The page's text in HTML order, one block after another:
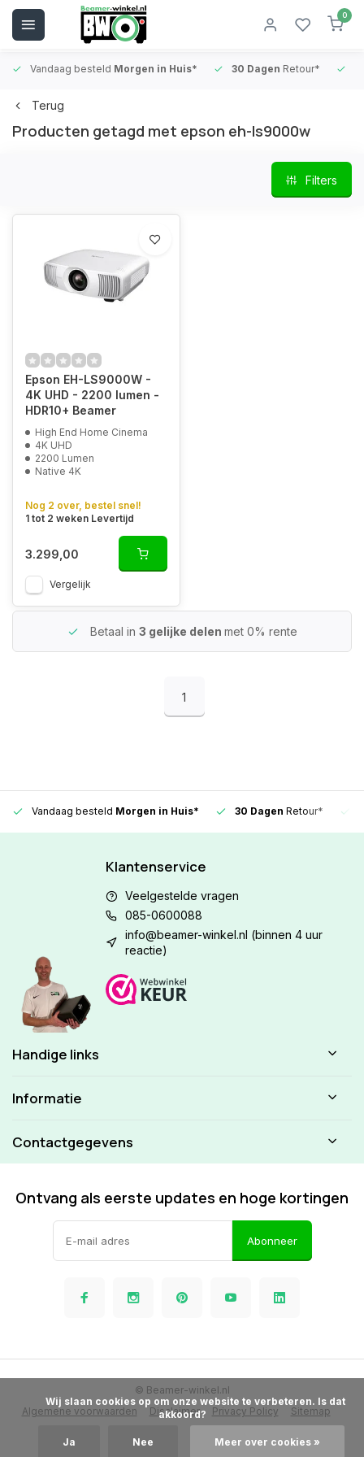
0
Vandaag besteld Morgen in Huis* 30 Dagen Retour*
Terug
Producten getagd met epson eh-ls9000w
Filters
Epson EH-LS9000W -
4K UHD - 2200 lumen -
HDR10+ Beamer
High End Home Cinema
4K UHD
2200 Lumen
Native 4K
Nog 2 over, bestel snel!
1 tot 2 weken Levertijd
3.299,00
Vergelijk
Betaal in 3 gelijke delen met 0% rente
1
Vandaag besteld Morgen in Huis* 30 Dagen Retour*
Klantenservice
Veelgestelde vragen
085-0600088
info@beamer-winkel.nl (binnen 4 uur
reactie)
Handige links
Informatie
Contactgegevens
Ontvang als eerste updates en hoge kortingen
Abonneer
Algemene voorwaarden Disclaimer Privacy Policy Sitemap
© Beamer-winkel.nl
akkoord?
Ja Nee Meer over cookies »